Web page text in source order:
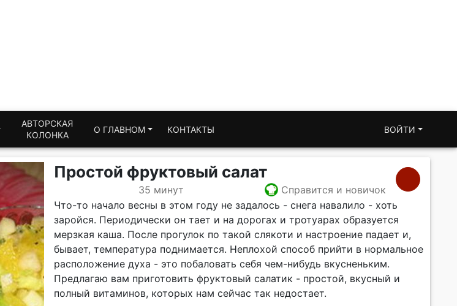
АВТОРСКАЯ
КОЛОНКА
О ГЛАВНОМ КОНТАКТЫ ВОЙТИ
Простой фруктовый салат
35 минут
Справится и новичок
Что-то начало весны в этом году не задалось - снега навалило - хоть
заройся. Периодически он тает и на дорогах и тротуарах образуется
мерзкая каша. После прогулок по такой слякоти и настроение падает и,
бывает, температура поднимается. Неплохой способ прийти в нормальное
расположение духа - это побаловать себя чем-нибудь вкусненьким.
Предлагаю вам приготовить фруктовый салатик - простой, вкусный и
полный витаминов, которых нам сейчас так недостает.